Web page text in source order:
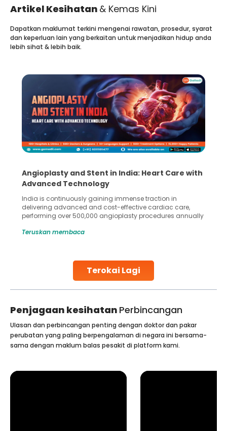
Artikel Kesihatan & Kemas Kini
Terokai Lagi
Dapatkan maklumat terkini mengenai rawatan, prosedur, syarat
dan keperluan lain yang berkaitan untuk menjadikan hidup anda
lebih sihat & lebih baik.
Angioplasty and Stent in India: Heart Care with
Advanced Technology
India is continuously gaining immense traction in
delivering advanced and cost-effective cardiac care,
performing over 500,000 angioplasty procedures annually
globe are searching for treatments like angioplasty and
Studies, such as one published
Teruskan membaca
Penjagaan kesihatan Perbincangan
Ulasan dan perbincangan penting dengan doktor dan pakar
perubatan yang paling berpengalaman di negara ini bersama-
sama dengan maklum balas pesakit di platform kami.